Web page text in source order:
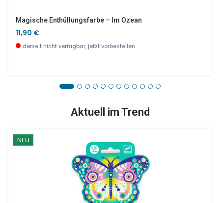
Magische Enthüllungsfarbe – Im Ozean
11,90 €
derzeit nicht verfügbar, jetzt vorbestellen
Aktuell im Trend
NEU